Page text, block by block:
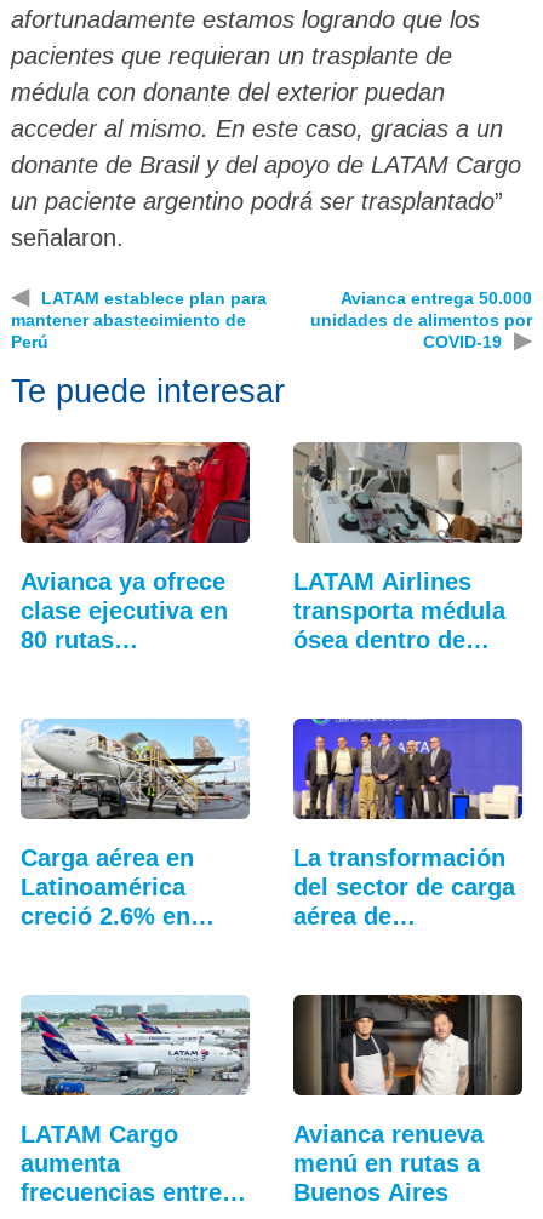
afortunadamente estamos logrando que los
pacientes que requieran un trasplante de
médula con donante del exterior puedan
acceder al mismo. En este caso, gracias a un
donante de Brasil y del apoyo de LATAM Cargo
un paciente argentino podrá ser trasplantado”
señalaron.
◀
LATAM establece plan para
mantener abastecimiento de
Perú
Avianca entrega 50.000
unidades de alimentos por
COVID-19
▶
Te puede interesar
Avianca ya ofrece
clase ejecutiva en
80 rutas…
LATAM Airlines
transporta médula
ósea dentro de
Carga aérea en
Latinoamérica
creció 2.6% en
La transformación
del sector de carga
aérea de
LATAM Cargo
aumenta
frecuencias entre
Avianca renueva
menú en rutas a
Buenos Aires